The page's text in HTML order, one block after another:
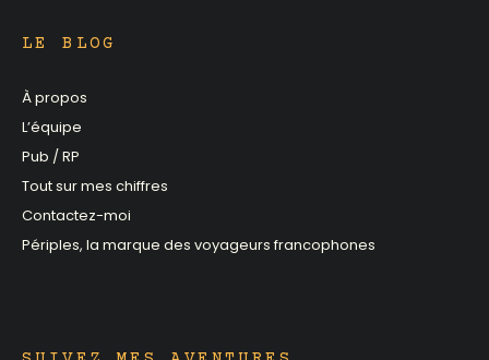
LE BLOG
À propos
L’équipe
Pub / RP
Tout sur mes chiffres
Contactez-moi
Périples, la marque des voyageurs francophones